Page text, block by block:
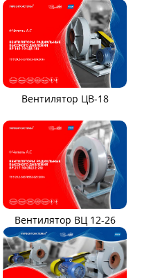
Вентилятор ЦВ-18
Вентилятор ВЦ 12-26